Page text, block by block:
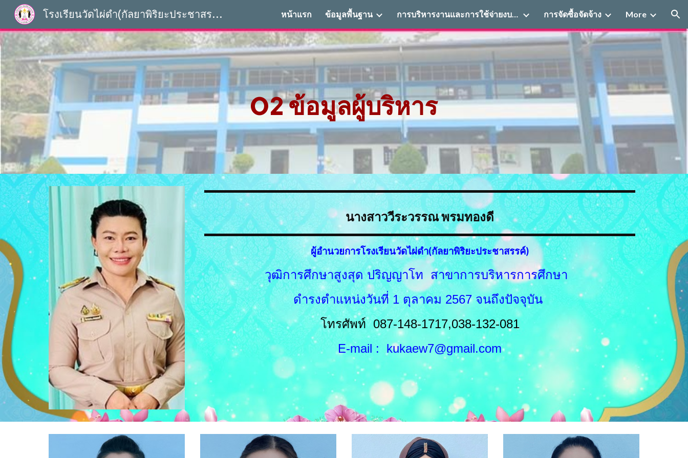
Skip to main content Skip to navigation
โรงเรียนวัดไผ่ดำ(กัลยาพิริยะประชาสรรค์) หน้าแรก ข้อมูลพื้นฐาน การบริหารงานและการใช้จ่ายงบประมาณ การจัดซื้อจัดจ้าง More
O2 ข้อมูลผู้บริหาร
นางสาววีระวรรณ พรมทองดี
ผู้อำนวยการโรงเรียนวัดไผ่ดำ(กัลยาพิริยะประชาสรรค์)
วุฒิการศึกษาสูงสุด ปริญญาโท สาขาการบริหารการศึกษา
ดำรงตำแหน่งวันที่ 1 ตุลาคม 2567จนถึงปัจจุบัน
โทรศัพท์087-148-1717,038-132-081
E-mail : kukaew7@gmail.com